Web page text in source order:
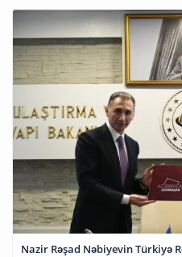
Nazir Rəşad Nəbiyevin Türkiyə